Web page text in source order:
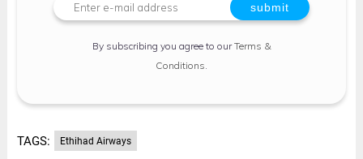
By subscribing you agree to ourTerms &
Conditions
TAGS: Ethihad Airways